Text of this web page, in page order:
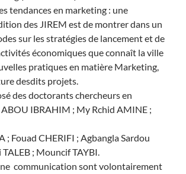
tendances en marketing : une
des JIREM est de montrer dans un
sur les stratégies de lancement et de
économiques que connaît la ville
pratiques en matière Marketing,
desdits projets.
des doctorants chercheurs en
IBRAHIM ; My Rchid AMINE ;
Fouad CHERIFI ; Agbangla Sardou
; Mouncif TAYBI.
communication sont volontairement